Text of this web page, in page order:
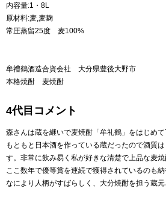
内容量:1・8L
原材料:麦,麦麹
常圧蒸留25度 麦100%
牟禮鶴酒造合資会社 大分県豊後大野市
本格焼酎 麦焼酎
4代目コメント
森さんは蔵を継いで麦焼酎「牟礼鶴」をはじめて
もともと日本酒を作っている蔵だったので酒質
す。非常に飲み易く私が好きな清楚で上品な麦焼
ここ数年で優等賞を連続で獲得されているのも納
なにより人柄がすばらしく、大分焼酎を担う蔵元